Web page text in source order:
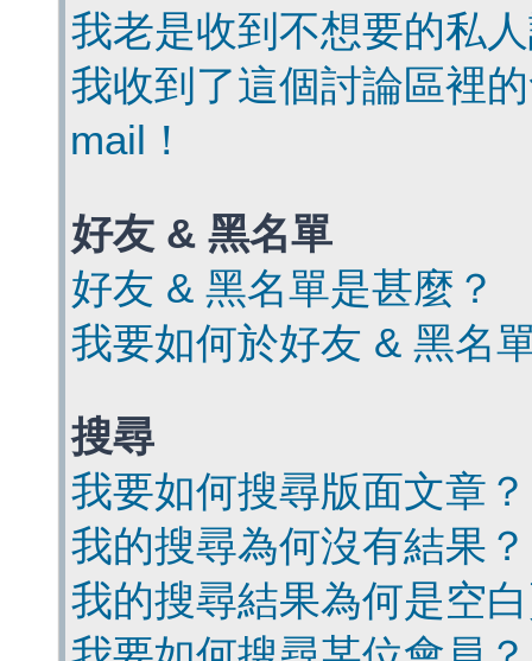
我老是收到不想要的私
我收到了這個討論區裡
mail！
好友 & 黑名單
好友 & 黑名單是甚麼？
我要如何於好友 & 黑名
搜尋
我要如何搜尋版面文章？
我的搜尋為何沒有結果？
我的搜尋結果為何是空